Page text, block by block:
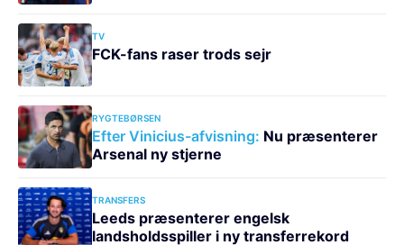
TV
FCK-fans raser trods sejr
RYGTEBØRSEN
Efter Vinicius-afvisning: Nu præsenterer
Arsenal ny stjerne
TRANSFERS
Leeds præsenterer engelsk
landsholdsspiller i ny transferrekord